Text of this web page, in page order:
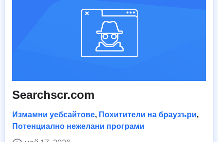
Searchscr.com
Измамни уебсайтове, Похитители на браузъри,
Потенциално нежелани програми